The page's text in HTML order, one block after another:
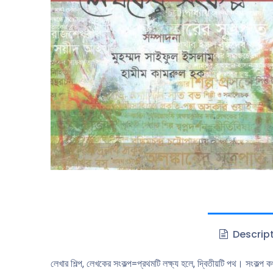
লেখার শিল্প, লেখকের সংকল্প=প্রথমটি লক্ষ্য হলে, দ্বিতীয়টি পথ।